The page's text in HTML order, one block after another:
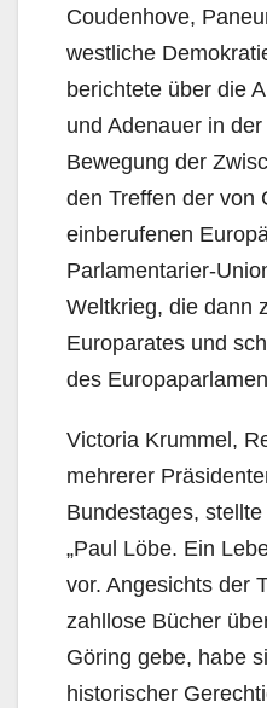
Coudenhove,
westliche
berichtete über die
und Adenauer in
Bewegung der
den Treffen der von
einberufenen
Parlamentarier-
Weltkrieg, die dann
Europarates und
des
Victoria Krummel,
mehrerer
Bundestages,
„Paul Löbe. Ein
vor. Angesichts der
zahllose Bücher
Göring gebe, habe
historischer